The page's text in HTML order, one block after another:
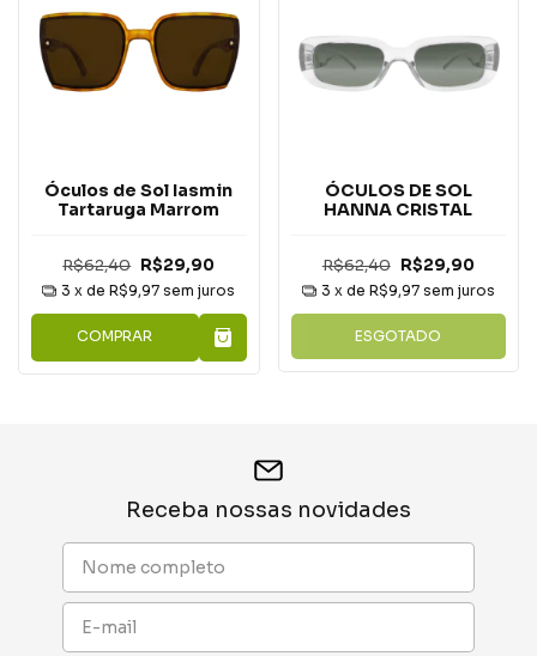
Óculos de Sol Iasmin
Tartaruga Marrom
R$62,40 R$29,90
3 x deR$9,97 sem juros
COMPRAR
ÓCULOS DE SOL
HANNA CRISTAL
R$62,40 R$29,90
3 x de R$9,97 sem juros
ESGOTADO
Receba nossas novidades